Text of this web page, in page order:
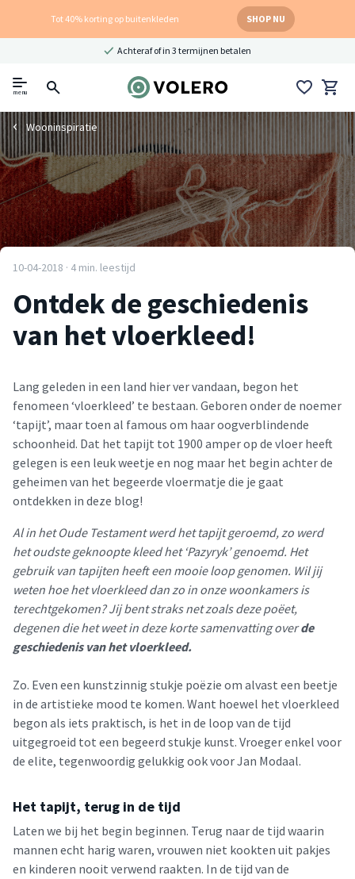
Tot 40% korting op buitenkleden SHOP NU
Achteraf of in 3 termijnen betalen
menu
Wooninspiratie
10-04-2018 · 4 min. leestijd
Ontdek de geschiedenis
van het vloerkleed!
Lang geleden in een land hier ver vandaan, begon het
fenomeen ‘vloerkleed’ te bestaan. Geboren onder de noemer
‘tapijt’, maar toen al famous om haar oogverblindende
schoonheid. Dat het tapijt tot 1900 amper op de vloer heeft
gelegen is een leuk weetje en nog maar het begin achter de
geheimen van het begeerde vloermatje die je gaat
ontdekken in deze blog!
Al in het Oude Testament werd het tapijt geroemd, zo werd
het oudste geknoopte kleed het ‘Pazyryk’ genoemd. Het
gebruik van tapijten heeft een mooie loop genomen. Wil jij
weten hoe het vloerkleed dan zo in onze woonkamers is
terechtgekomen? Jij bent straks net zoals deze poëet,
degenen die het weet in deze korte samenvatting overde
geschiedenis van het vloerkleed.
Zo. Even een kunstzinnig stukje poëzie om alvast een beetje
in de artistieke mood te komen. Want hoewel het vloerkleed
begon als iets praktisch, is het in de loop van de tijd
uitgegroeid tot een begeerd stukje kunst. Vroeger enkel voor
de elite, tegenwoordig gelukkig ook voor Jan Modaal.
Het tapijt, terug in de tijd
Laten we bij het begin beginnen. Terug naar de tijd waarin
mannen echt harig waren, vrouwen niet kookten uit pakjes
en kinderen nooit verwend raakten. In de tijd van de